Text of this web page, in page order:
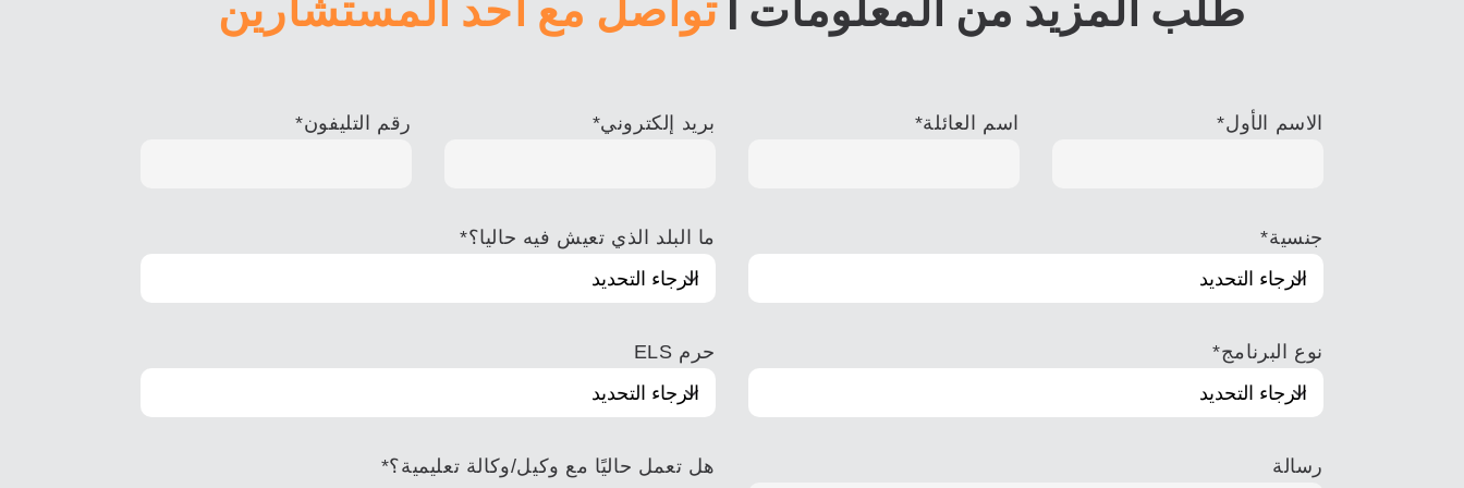
الاسم الأول* اسم العائلة* بريد إلكتروني* رقم التليفون*
جنسية* ما البلد الذي تعيش فيه حاليا؟*
نوع البرنامج* حرم ELS
رسالة هل تعمل حاليًا مع وكيل/وكالة تعليمية؟*